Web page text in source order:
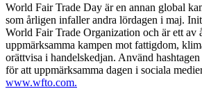
World Fair Trade Day är en annan global
som årligen infaller andra lördagen i maj.
World Fair Trade Organization och är ett av
uppmärksamma kampen mot fattigdom,
orättvisa i handelskedjan. Använd
för att uppmärksamma dagen i sociala
www.wfto.com.